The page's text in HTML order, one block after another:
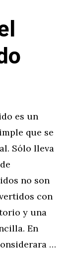
es un
que se
Sólo lleva
no son
con
y una
En
…